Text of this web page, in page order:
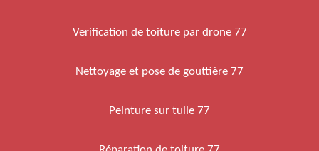
Verification de toiture par drone 77
Nettoyage et pose de gouttière 77
Peinture sur tuile 77